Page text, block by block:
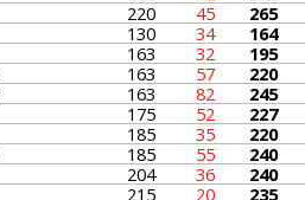
220 45 265
130 34 164
163 32 195
163 57 220
163 82 245
175 52 227
185 35 220
185 55 240
204 36 240
215 20 235